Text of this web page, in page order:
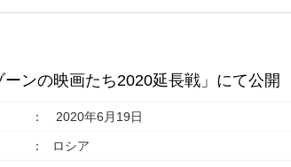
ンの映画たち2020延長戦」にて公開
2020年6月19日
ロシア